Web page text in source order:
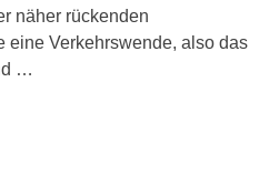
näher rückenden
eine Verkehrswende, also das
…